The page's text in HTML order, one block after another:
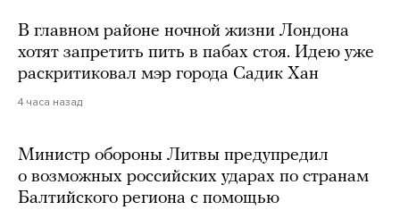
В главном районе ночной жизни Лондона
хотят запретить пить в пабах стоя. Идею уже
раскритиковал мэр города Садик Хан
4 часа назад
Министр обороны Литвы предупредил
о возможных российских ударах по странам
Балтийского региона с помощью